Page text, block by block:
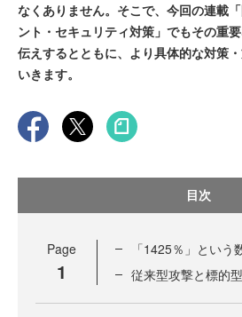
なくありません。そこで、今回の連載
ント・セキュリティ対策」でもその重
伝えするとともに、より具体的な対策
いきます。
目次
Page
1
「1425％」という
従来型攻撃と標的